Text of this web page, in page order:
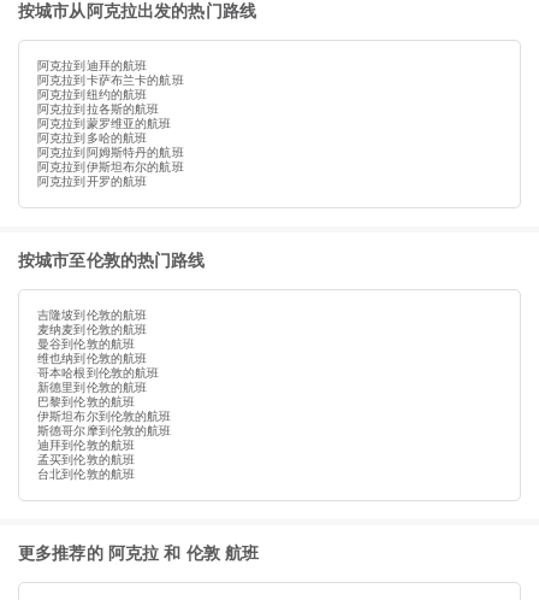
按城市从阿克拉出发的热门路线
阿克拉到迪拜的航班
阿克拉到卡萨布兰卡的航班
阿克拉到纽约的航班
阿克拉到拉各斯的航班
阿克拉到蒙罗维亚的航班
阿克拉到多哈的航班
阿克拉到阿姆斯特丹的航班
阿克拉到伊斯坦布尔的航班
阿克拉到开罗的航班
按城市至伦敦的热门路线
吉隆坡到伦敦的航班
麦纳麦到伦敦的航班
曼谷到伦敦的航班
维也纳到伦敦的航班
哥本哈根到伦敦的航班
新德里到伦敦的航班
巴黎到伦敦的航班
伊斯坦布尔到伦敦的航班
斯德哥尔摩到伦敦的航班
迪拜到伦敦的航班
孟买到伦敦的航班
台北到伦敦的航班
更多推荐的 阿克拉 和 伦敦 航班